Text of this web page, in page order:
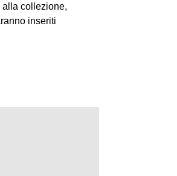
alla collezione,
inseriti